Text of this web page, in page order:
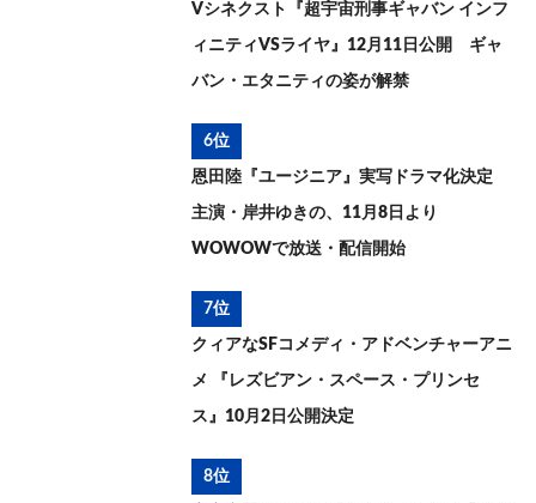
Vシネクスト『超宇宙刑事ギャバン インフ
ィニティVSライヤ』12月11日公開 ギャ
バン・エタニティの姿が解禁
6位
恩田陸『ユージニア』実写ドラマ化決定
主演・岸井ゆきの、11月8日より
WOWOWで放送・配信開始
7位
クィアなSFコメディ・アドベンチャーアニ
メ 『レズビアン・スペース・プリンセ
ス』10月2日公開決定
8位